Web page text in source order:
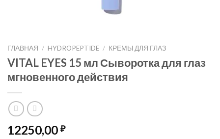
ГЛАВНАЯ / HYDROPEPTIDE / КРЕМЫ ДЛЯ ГЛАЗ
VITAL EYES 15 мл Сыворотка для глаз
мгновенного действия
12250,00 ₽